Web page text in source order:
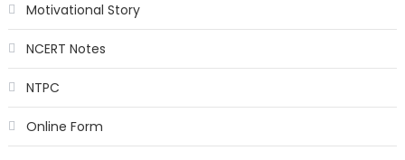
Motivational Story
NCERT Notes
NTPC
Online Form